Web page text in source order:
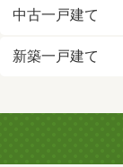
中古一戸建て
新築一戸建て